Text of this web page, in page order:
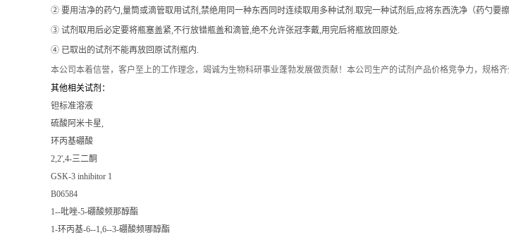
② 要用洁净的药勺,量筒或滴管取用试剂,禁绝用同一种东西同时连续取用多种试剂.取完一种试剂后,应将东西洗净（药勺要
③ 试剂取用后必定要将瓶塞盖紧,不行放错瓶盖和滴管,绝不允许张冠李戴,用完后将瓶放回原处.
④ 已取出的试剂不能再放回原试剂瓶内.
本公司本着信誉，客户至上的工作理念，竭诚为生物科研事业蓬勃发展做贡献！本公司生产的试剂产品价格竞争力，规格
其他相关试剂：
钽标准溶液
硫酸阿米卡星,
环丙基硼酸
2,2',4-三二酮
GSK-3 inhibitor 1
B06584
1--吡唑-5-硼酸频那醇酯
1-环丙基-6--1,6--3-硼酸频哪醇酯